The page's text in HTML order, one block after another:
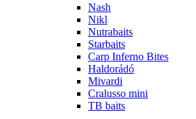
Nash
Nikl
Nutrabaits
Starbaits
Carp Inferno Bites
Haldorádó
Mivardi
Cralusso mini
TB baits